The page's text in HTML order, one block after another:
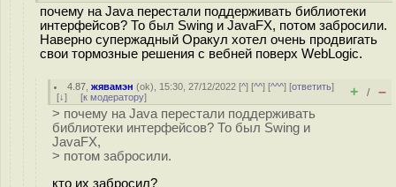
почему на Java перестали поддерживать библиотеки
интерфейсов? То был Swing и JavaFX, потом забросили.
Наверно супержадный Оракул хотел очень продвигать
свои тормозные решения с вебней поверх WebLogic.
4.87 ,жявамэн (ok), 15:30, 27/12/2022 [^] [^^] [^^^] [ответить]
[↓] [к модератору] + / –
> почему на Java перестали поддерживать
библиотеки интерфейсов? То был Swing и
JavaFX,
> потом забросили.
кто их забросил?